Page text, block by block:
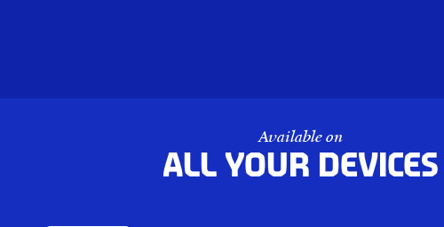
Available on
All your devices